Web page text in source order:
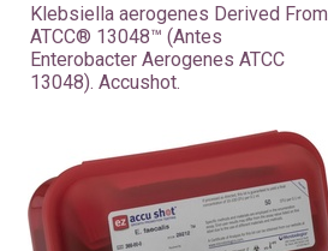
Klebsiella aerogenes Derived From
ATCC® 13048™ (Antes
Enterobacter Aerogenes ATCC
13048). Accushot.